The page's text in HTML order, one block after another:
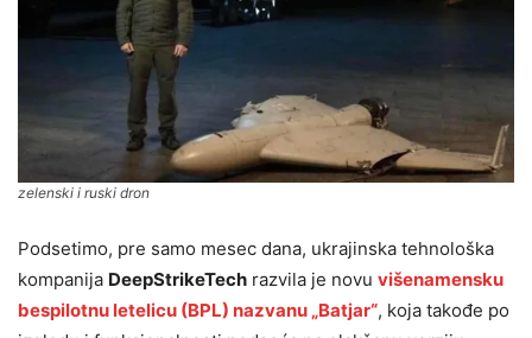
zelenski i ruski dron
Podsetimo, pre samo mesec dana, ukrajinska tehnološka
kompanija DeepStrikeTech razvila je novu višenamensku
bespilotnu letelicu (BPL) nazvanu „Batjar“, koja takođe po